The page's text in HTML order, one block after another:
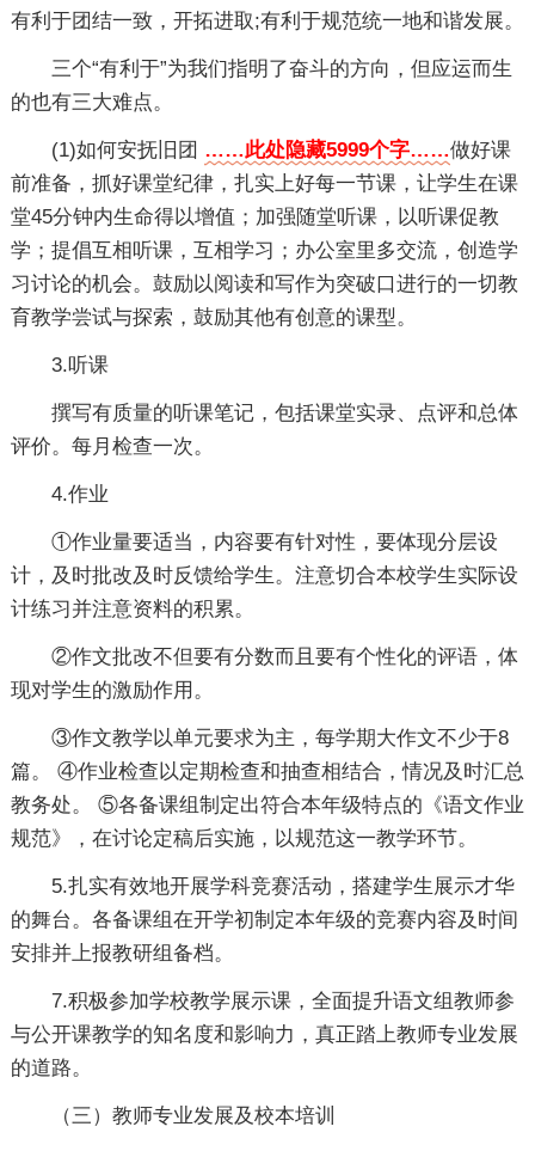
有利于团结一致，开拓进取;有利于规范统一地和谐发展。
三个“有利于”为我们指明了奋斗的方向，但应运而生
的也有三大难点。
(1)如何安抚旧团 ……此处隐藏5999个字……做好课
前准备，抓好课堂纪律，扎实上好每一节课，让学生在课
堂45分钟内生命得以增值；加强随堂听课，以听课促教
学；提倡互相听课，互相学习；办公室里多交流，创造学
习讨论的机会。鼓励以阅读和写作为突破口进行的一切教
育教学尝试与探索，鼓励其他有创意的课型。
3.听课
撰写有质量的听课笔记，包括课堂实录、点评和总体
评价。每月检查一次。
4.作业
①作业量要适当，内容要有针对性，要体现分层设
计，及时批改及时反馈给学生。注意切合本校学生实际设
计练习并注意资料的积累。
②作文批改不但要有分数而且要有个性化的评语，体
现对学生的激励作用。
③作文教学以单元要求为主，每学期大作文不少于8
篇。 ④作业检查以定期检查和抽查相结合，情况及时汇总
教务处。 ⑤各备课组制定出符合本年级特点的《语文作业
规范》，在讨论定稿后实施，以规范这一教学环节。
5.扎实有效地开展学科竞赛活动，搭建学生展示才华
的舞台。各备课组在开学初制定本年级的竞赛内容及时间
安排并上报教研组备档。
7.积极参加学校教学展示课，全面提升语文组教师参
与公开课教学的知名度和影响力，真正踏上教师专业发展
的道路。
（三）教师专业发展及校本培训